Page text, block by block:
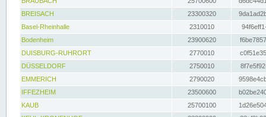
BREISACH
23300320
Basel-Rheinhalle
2310010
Bodenheim
23900620
DUISBURG-RUHRORT
2770010
DÜSSELDORF
2750010
EMMERICH
2790020
IFFEZHEIM
23500600
KAUB
25700100